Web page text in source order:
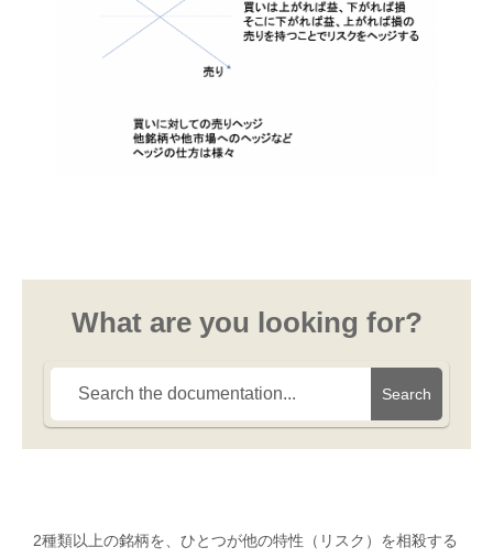
What are you looking for?
Search
2種類以上の銘柄を、ひとつが他の特性（リスク）を相殺する